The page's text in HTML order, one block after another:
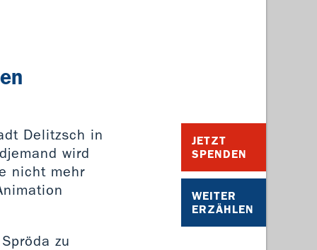
JETZT
SPENDEN
WEITER
ERZÄHLEN
Delitzsch in
wird
nicht mehr
zu